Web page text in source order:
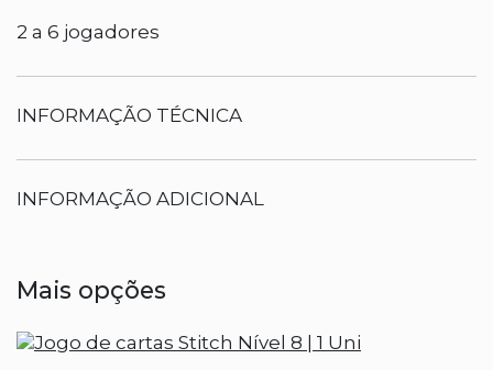
2 a 6 jogadores
INFORMAÇÃO TÉCNICA
INFORMAÇÃO ADICIONAL
Mais opções